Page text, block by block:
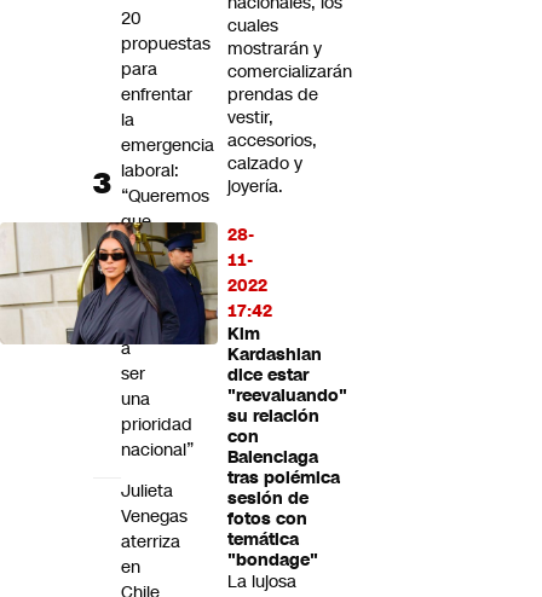
cuales
mostrarán y
comercializarán
prendas de
vestir,
accesorios,
calzado y
joyería.
28-
11-
2022
17:42
Kim
Kardashian
dice estar
"reevaluando"
su relación
con
Balenciaga
tras polémica
sesión de
fotos con
temática
"bondage"
La lujosa
20
propuestas
para
enfrentar
la
emergencia
laboral:
“Queremos
que
recuperar
el
trabajo
vuelva
a
ser
una
prioridad
nacional”
Julieta
Venegas
aterriza
en
Chile